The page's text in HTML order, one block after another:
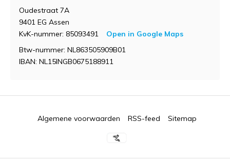
Oudestraat 7A
9401 EG Assen
KvK-nummer: 85093491
Open in Google Maps
Btw-nummer: NL863505909B01
IBAN: NL15INGB0675188911
Algemene voorwaarden RSS-feed Sitemap